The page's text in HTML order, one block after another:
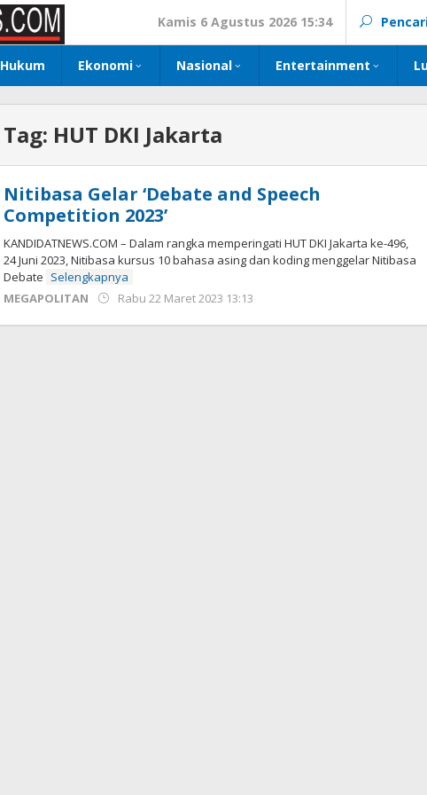
Kamis 6 Agustus 2026 15:34
Hukum Ekonomi Nasional Entertainment
Tag: HUT DKI Jakarta
Nitibasa Gelar ‘Debate and Speech
Competition 2023’
KANDIDATNEWS.COM – Dalam rangka memperingati HUT DKI Jakarta ke-496,
24 Juni 2023, Nitibasa kursus 10 bahasa asing dan koding menggelar Nitibasa
Debate Selengkapnya
MEGAPOLITAN
Rabu 22 Maret 2023 13:13
Jackson